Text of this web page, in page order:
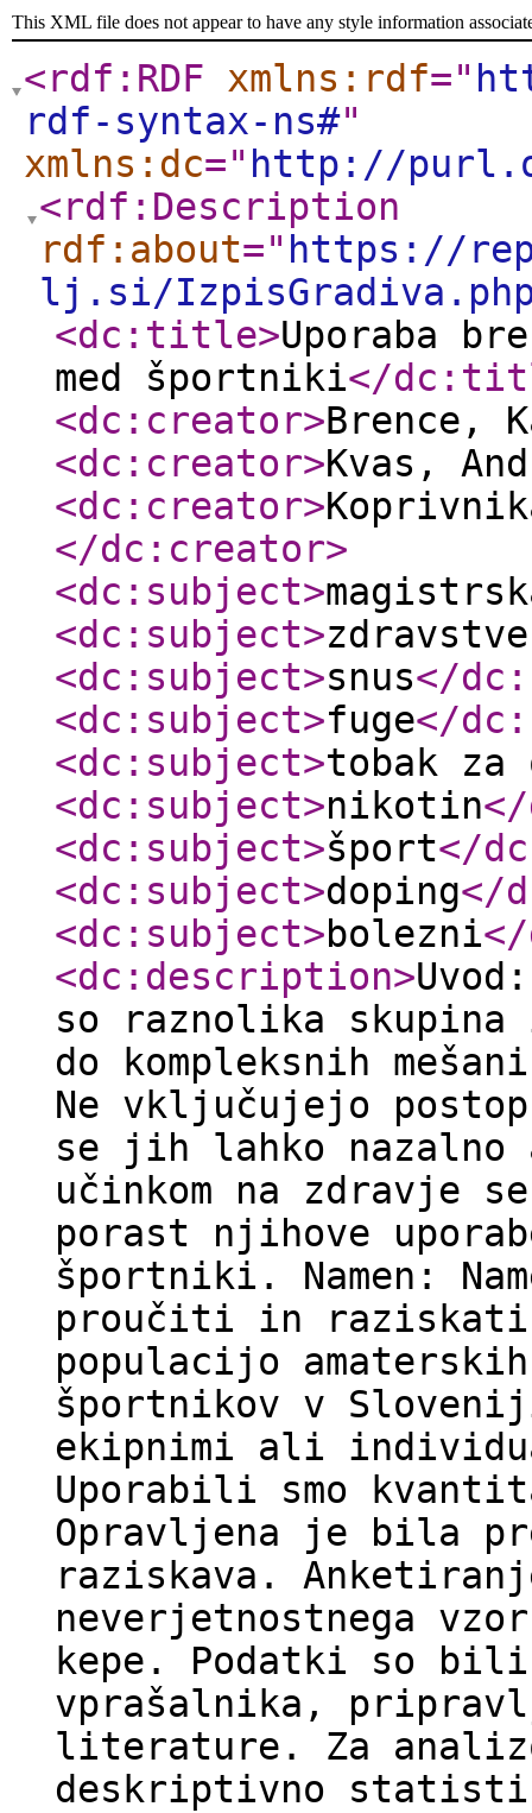
This XML file does not appear to have any style information
<rdf:RDF xmlns:rdf="
rdf-syntax-ns#"
xmlns:dc=" http://
<rdf:Description
rdf:about=" https://
lj.si/
<dc:title>Uporaba
med športniki</
<dc:creator>Brence,
<dc:creator>Kvas,
<dc:creator>
</dc:creator>
<dc:subject>
<dc:subject>
<dc:subject>snus</
<dc:subject>fuge</
<dc:subject>tobak za
<dc:subject>nikotin
<dc:subject>šport</
<dc:subject>doping</
<dc:subject>bolezni
<dc:description>
so raznolika
do kompleksnih
Ne vključujejo
se jih lahko
učinkom na zdravje
porast njihove
športniki. Namen:
proučiti in raziskati
populacijo
športnikov v
ekipnimi ali
Uporabili smo
Opravljena je bila
raziskava.
neverjetnostnega
kepe. Podatki so bili
vprašalnika,
literature. Za
deskriptivno